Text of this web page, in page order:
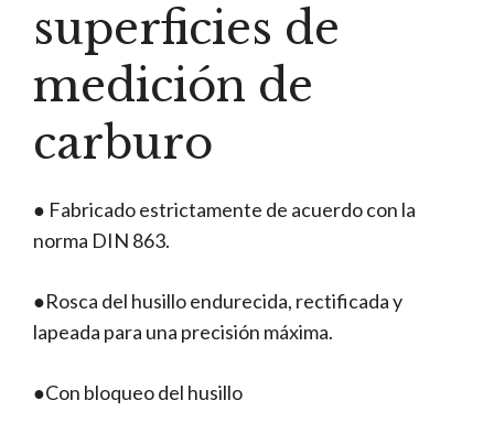
superficies de
medición de
carburo
● Fabricado estrictamente de acuerdo con la
norma DIN 863.
●Rosca del husillo endurecida, rectificada y
lapeada para una precisión máxima.
●Con bloqueo del husillo